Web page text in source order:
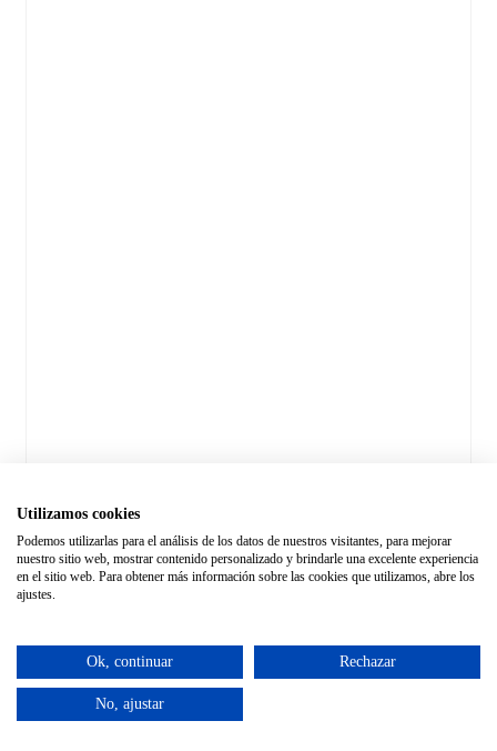
Utilizamos cookies
Podemos utilizarlas para el análisis de los datos de nuestros visitantes, para mejorar
nuestro sitio web, mostrar contenido personalizado y brindarle una excelente experiencia
en el sitio web. Para obtener más información sobre las cookies que utilizamos, abre los
ajustes.
Ok, continuar Rechazar
No, ajustar